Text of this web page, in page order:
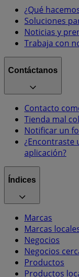
¿Qué
Soluciones
Noticias y
Trabaja con
Contáctanos
Contacto
Tienda mal
Notificar un
¿Encontraste
aplicación?
Índices
Marcas
Marcas
Negocios
Negocios
Productos
Productos